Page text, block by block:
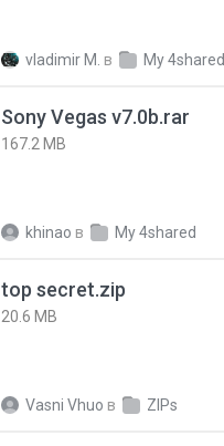
vladimir M. в My 4shared
Sony Vegas v7.0b.rar
167.2 MB
khinao в My 4shared
top secret.zip
20.6 MB
Vasni Vhuo в ZIPs